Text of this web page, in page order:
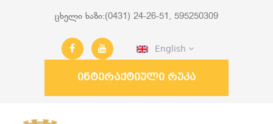
ცხელი ხაზი:(0431) 24-26-51, 595250309
English
ინტერაქტიული რუკა